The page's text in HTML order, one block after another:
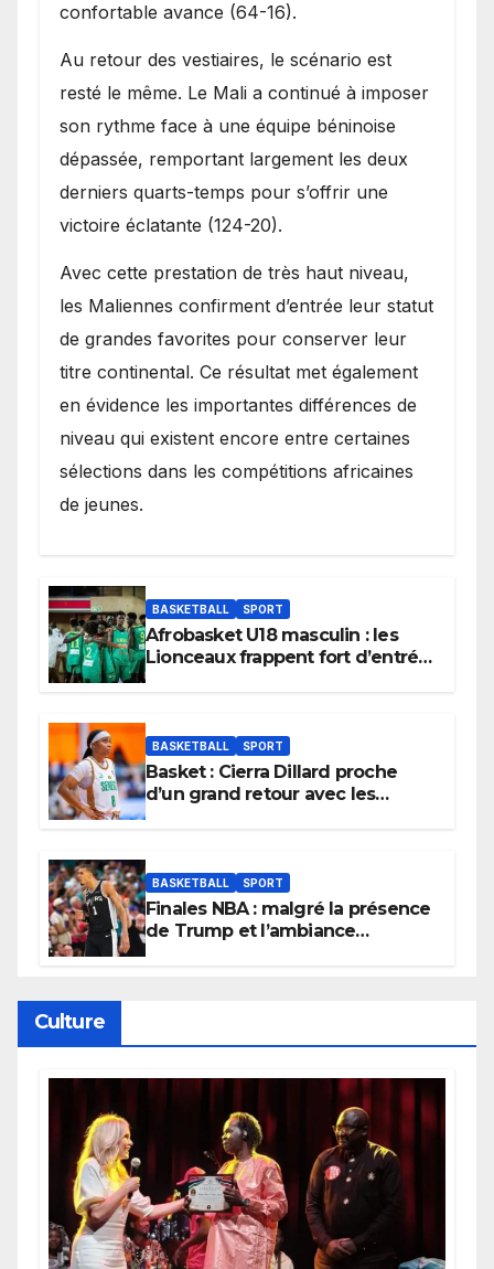
confortable avance (64-16).
Au retour des vestiaires, le scénario est
resté le même. Le Mali a continué à imposer
son rythme face à une équipe béninoise
dépassée, remportant largement les deux
derniers quarts-temps pour s’offrir une
victoire éclatante (124-20).
Avec cette prestation de très haut niveau,
les Maliennes confirment d’entrée leur statut
de grandes favorites pour conserver leur
titre continental. Ce résultat met également
en évidence les importantes différences de
niveau qui existent encore entre certaines
sélections dans les compétitions africaines
de jeunes.
BASKETBALL SPORT
Afrobasket U18 masculin : les
Lionceaux frappent fort d’entrée
BASKETBALL SPORT
Basket : Cierra Dillard proche
d’un grand retour avec les
BASKETBALL SPORT
Finales NBA : malgré la présence
de Trump et l’ambiance
Culture